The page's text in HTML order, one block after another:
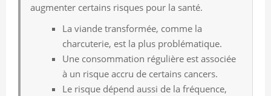
augmenter certains risques pour la santé.
La viande transformée, comme la
charcuterie, est la plus problématique.
Une consommation régulière est associée
à un risque accru de certains cancers.
Le risque dépend aussi de la fréquence,